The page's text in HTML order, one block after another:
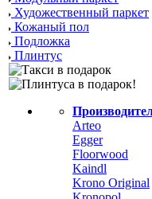
Художественный паркет
Кожаный пол
Подложка
Плинтус
Arteo
Egger
Floorwood
Kaindl
Krono Original